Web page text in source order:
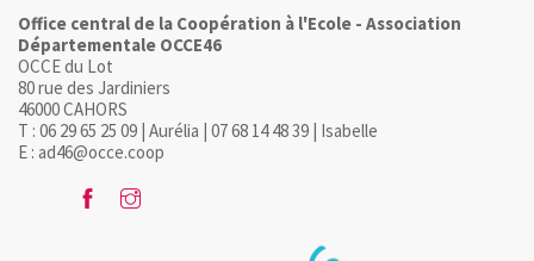
Office central de la Coopération à l'Ecole - Association
Départementale OCCE46
OCCE du Lot
80 rue des Jardiniers
46000 CAHORS
T : 06 29 65 25 09 | Aurélia | 07 68 14 48 39 | Isabelle
E : ad46@occe.coop